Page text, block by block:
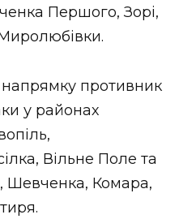
Першого, Зорі,
противник
у районах
Вільне Поле та
Шевченка, Комара,